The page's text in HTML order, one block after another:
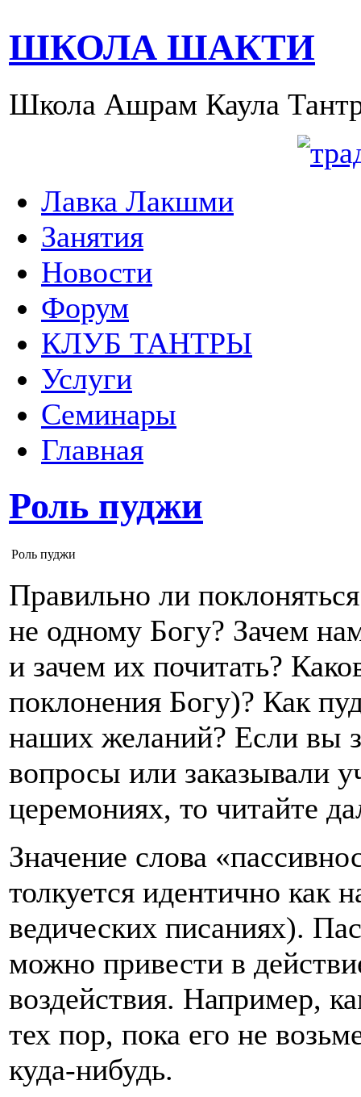
ШКОЛА ШАКТИ
Школа Ашрам Каула
Лавка Лакшми
Занятия
Новости
Форум
КЛУБ ТАНТРЫ
Услуги
Семинары
Главная
Роль пуджи
Роль пуджи
Правильно ли
не одному Богу? Зачем
и зачем их почитать?
поклонения Богу)? Как
наших желаний? Если вы
вопросы или заказывали
церемониях, то читайте
Значение слова
толкуется идентично как
ведических писаниях).
можно привести в
воздействия. Например,
тех пор, пока его не
куда-нибудь.